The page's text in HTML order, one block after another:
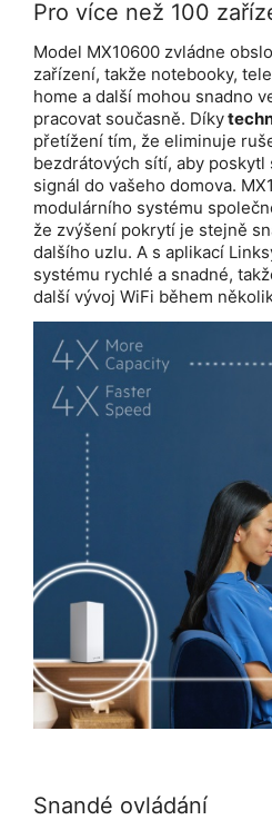
Pro více než 100
Model MX10600 zvládne
zařízení, takže notebooky,
home a další mohou snadno
pracovat současně. Díky
přetížení tím, že eliminuje
bezdrátových sítí, aby
signál do vašeho domova.
modulárního systému
že zvýšení pokrytí je stejně
dalšího uzlu. A s aplikací
systému rychlé a snadné,
další vývoj WiFi během
Snandé ovládání